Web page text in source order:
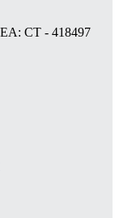
CT - 418497